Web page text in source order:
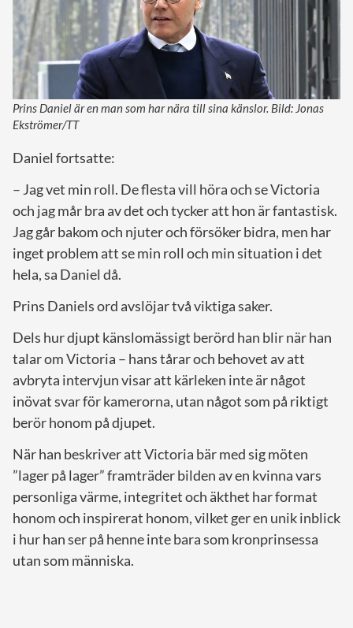
Prins Daniel är en man som har nära till sina känslor. Bild: Jonas
Ekströmer/TT
Daniel fortsatte:
– Jag vet min roll. De flesta vill höra och se Victoria
och jag mår bra av det och tycker att hon är fantastisk.
Jag går bakom och njuter och försöker bidra, men har
inget problem att se min roll och min situation i det
hela, sa Daniel då.
Prins Daniels ord avslöjar två viktiga saker.
Dels hur djupt känslomässigt berörd han blir när han
talar om Victoria – hans tårar och behovet av att
avbryta intervjun visar att kärleken inte är något
inövat svar för kamerorna, utan något som på riktigt
berör honom på djupet.
När han beskriver att Victoria bär med sig möten
”lager på lager” framträder bilden av en kvinna vars
personliga värme, integritet och äkthet har format
honom och inspirerat honom, vilket ger en unik inblick
i hur han ser på henne inte bara som kronprinsessa
utan som människa.